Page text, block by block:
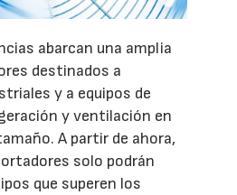
abarcan una amplia
destinados a
y a equipos de
y ventilación en
A partir de ahora,
solo podrán
que superen los